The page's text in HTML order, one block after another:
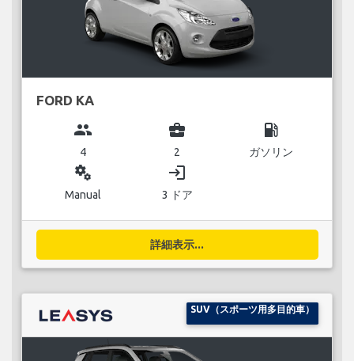
FORD KA
group
4
business_center
2
local_gas_station
ガソリン
miscellaneous_services
Manual
login
3 ドア
詳細表示...
SUV（スポーツ用多目的車）